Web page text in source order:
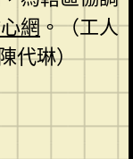
網。（工人
代琳）